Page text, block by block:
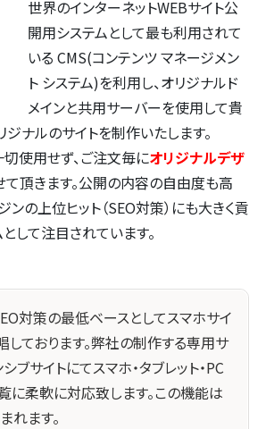
世界のインターネットWEBサイト公
開用システムとして最も利用されて
いる CMS(コンテンツ マネージメン
ト システム)を利用し、オリジナルド
メインと共用サーバーを使用して貴
ナルのサイトを制作いたします。
使用せず、ご注文毎にオリジナルデザ
て頂きます。公開の内容の自由度も高
ンの上位ヒット（SEO対策）にも大きく貢
して注目されています。
対策の最低ベースとしてスマホサイ
しております。弊社の制作する専用サ
ブサイトにてスマホ・タブレット・PC
に柔軟に対応致します。この機能は
れます。